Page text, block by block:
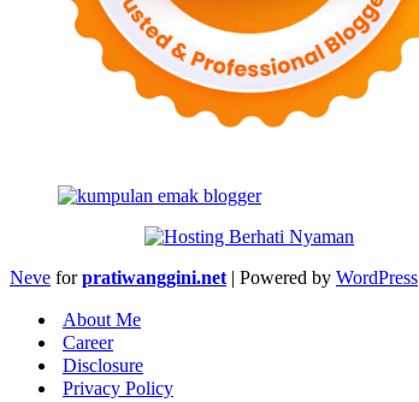
Neve forpratiwanggini.net | Powered by WordPress
About Me
Career
Disclosure
Privacy Policy